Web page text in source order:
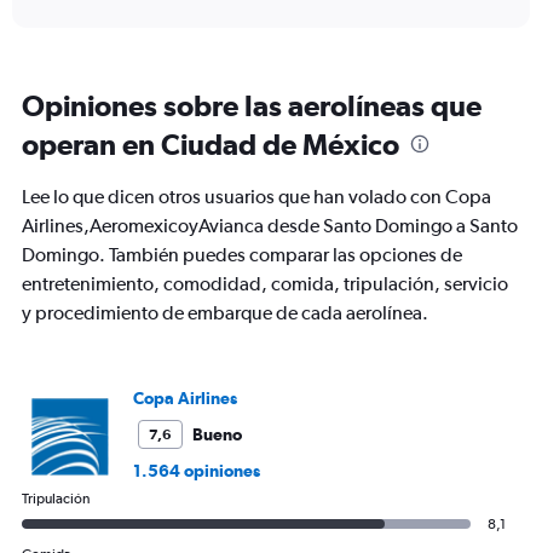
Opiniones sobre las aerolíneas que
operan en Ciudad de México
Lee lo que dicen otros usuarios que han volado con Copa
Airlines,AeromexicoyAvianca desde Santo Domingo a Santo
Domingo. También puedes comparar las opciones de
entretenimiento, comodidad, comida, tripulación, servicio
y procedimiento de embarque de cada aerolínea.
Copa Airlines
7,6
Bueno
1.564 opiniones
Tripulación
8,1